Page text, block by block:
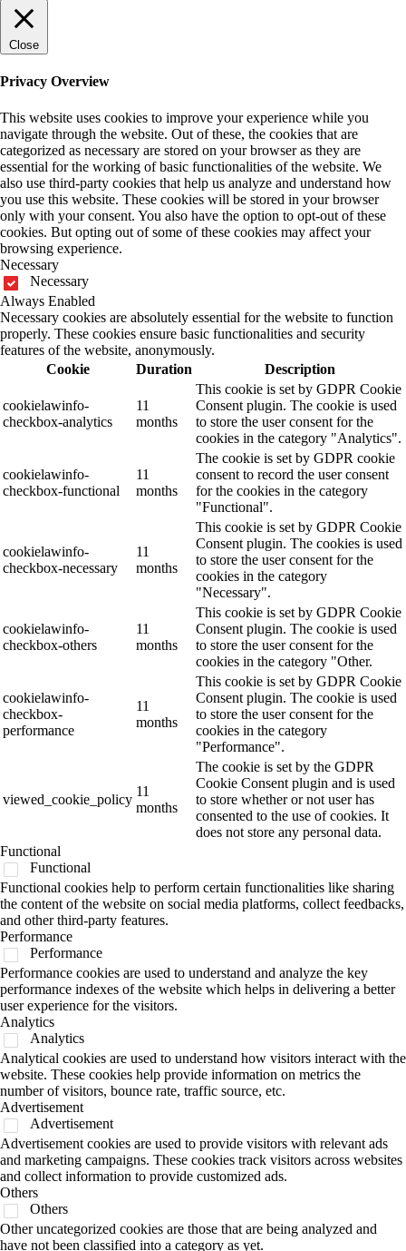
Close
Privacy Overview
This website uses cookies to improve your experience while you
navigate through the website. Out of these, the cookies that are
categorized as necessary are stored on your browser as they are
essential for the working of basic functionalities of the website. We
also use third-party cookies that help us analyze and understand how
you use this website. These cookies will be stored in your browser
only with your consent. You also have the option to opt-out of these
cookies. But opting out of some of these cookies may affect your
browsing experience.
Necessary
Necessary
Always Enabled
Necessary cookies are absolutely essential for the website to function
properly. These cookies ensure basic functionalities and security
features of the website, anonymously.
Cookie
Duration Description
cookielawinfo-
checkbox-analytics
11
months
This cookie is set by GDPR Cookie
Consent plugin. The cookie is used
to store the user consent for the
cookies in the category "Analytics".
cookielawinfo-
checkbox-functional
11
months
The cookie is set by GDPR cookie
consent to record the user consent
for the cookies in the category
"Functional".
cookielawinfo-
checkbox-necessary
11
months
This cookie is set by GDPR Cookie
Consent plugin. The cookies is used
to store the user consent for the
cookies in the category
"Necessary".
cookielawinfo-
checkbox-others
11
months
This cookie is set by GDPR Cookie
Consent plugin. The cookie is used
to store the user consent for the
cookies in the category "Other.
cookielawinfo-
checkbox-
performance
11
months
This cookie is set by GDPR Cookie
Consent plugin. The cookie is used
to store the user consent for the
cookies in the category
"Performance".
viewed_cookie_policy
11
months
The cookie is set by the GDPR
Cookie Consent plugin and is used
to store whether or not user has
consented to the use of cookies. It
does not store any personal data.
Functional
Functional
Functional cookies help to perform certain functionalities like sharing
the content of the website on social media platforms, collect feedbacks,
and other third-party features.
Performance
Performance
Performance cookies are used to understand and analyze the key
performance indexes of the website which helps in delivering a better
user experience for the visitors.
Analytics
Analytics
Analytical cookies are used to understand how visitors interact with the
website. These cookies help provide information on metrics the
number of visitors, bounce rate, traffic source, etc.
Advertisement
Advertisement
Advertisement cookies are used to provide visitors with relevant ads
and marketing campaigns. These cookies track visitors across websites
and collect information to provide customized ads.
Others
Others
Other uncategorized cookies are those that are being analyzed and
have not been classified into a category as yet.